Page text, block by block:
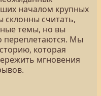
началом крупных
склонны считать,
темы, но вы
переплетаются. Мы
которая
мгновения